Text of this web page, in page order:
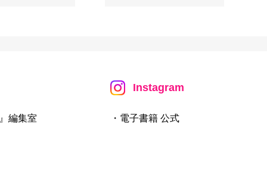
編集室
Instagram
・電子書籍 公式